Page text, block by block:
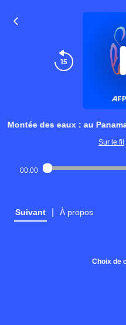
Montée des eaux : au
Sur le fil
00:00
Suivant À propos
Choix de